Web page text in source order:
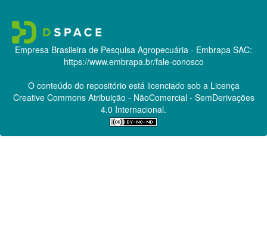
Empresa Brasileira de Pesquisa Agropecuária - Embrapa SAC:
https://www.embrapa.br/fale-conosco
O conteúdo do repositório está licenciado sob a Licença
Creative CommonsAtribuição - NãoComercial - SemDerivações
4.0 Internacional.